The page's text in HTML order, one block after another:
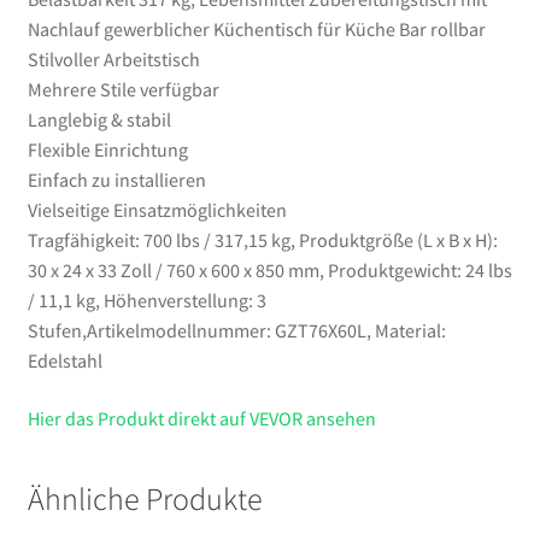
rollbar
Menge
Nachlauf gewerblicher Küchentisch für Küche Bar rollbar
Stilvoller Arbeitstisch
Mehrere Stile verfügbar
Langlebig & stabil
Flexible Einrichtung
Einfach zu installieren
Vielseitige Einsatzmöglichkeiten
Tragfähigkeit: 700 lbs / 317,15 kg, Produktgröße (L x B x H):
30 x 24 x 33 Zoll / 760 x 600 x 850 mm, Produktgewicht: 24 lbs
/ 11,1 kg, Höhenverstellung: 3
Stufen,Artikelmodellnummer: GZT76X60L, Material:
Edelstahl
Hier das Produkt direkt auf VEVOR ansehen
Ähnliche Produkte